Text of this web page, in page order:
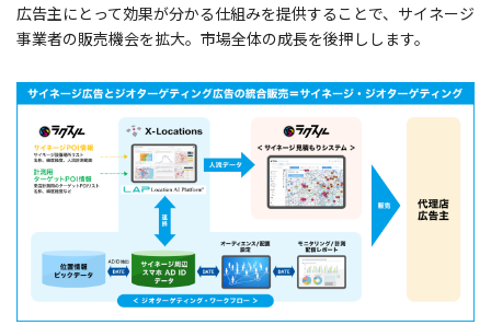
広告主にとって効果が分かる仕組みを提供することで、サイネージ
事業者の販売機会を拡大。市場全体の成長を後押しします。